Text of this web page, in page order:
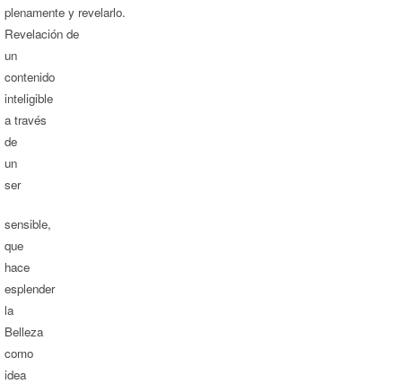
plenamente y revelarlo.
Revelación de
un
contenido
inteligible
a través
de
un
ser
sensible,
que
hace
esplender
la
Belleza
como
idea